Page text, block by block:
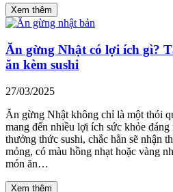
Xem thêm
Ăn gừng Nhật có lợi ích gì?
ăn kèm sushi
27/03/2025
Ăn gừng Nhật không chỉ là một thói
mang đến nhiều lợi ích sức khỏe
thưởng thức sushi, chắc hẳn sẽ nhận
mỏng, có màu hồng nhạt hoặc vàng
món ăn…
Xem thêm